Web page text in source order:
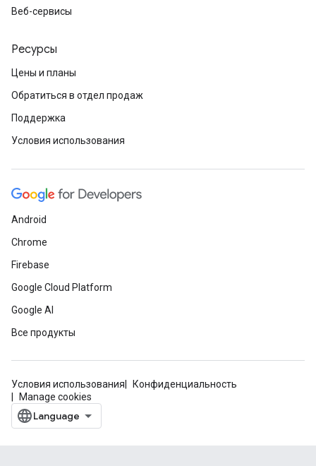
Веб-сервисы
Ресурсы
Цены и планы
Обратиться в отдел продаж
Поддержка
Условия использования
Android
Chrome
Firebase
Google Cloud Platform
Google AI
Все продукты
Условия использования
Конфиденциальность
Manage cookies